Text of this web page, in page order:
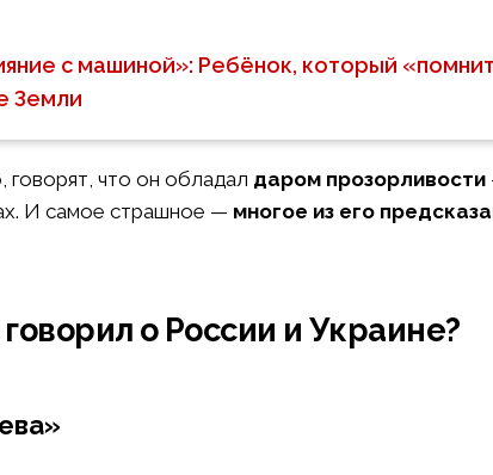
с машиной»: Ребёнок, который
Земли
говорят, что он обладал даром прозорливости
И самое страшное — многое из его
о России и Украине?